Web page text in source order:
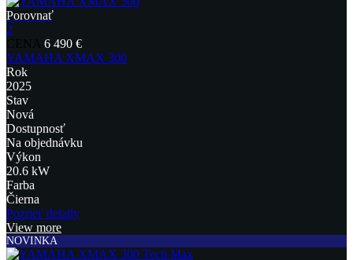
Porovnať
2
6 490 €
YAMAHA XMAX 300
Rok
2025
Stav
Nová
Dostupnosť
Na objednávku
Výkon
20.6 kW
Farba
Čierna
Pozrieť detaily
View more
NOVINKA